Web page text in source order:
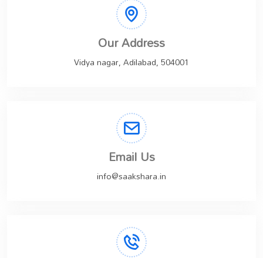
Our Address
Vidya nagar, Adilabad, 504001
Email Us
info@saakshara.in